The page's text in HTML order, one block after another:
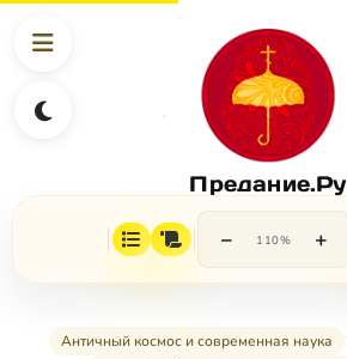
Предание.Ру
− 110% +
Античный космос и современная наука